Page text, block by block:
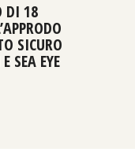
DI 18
SICURO
SEA EYE